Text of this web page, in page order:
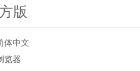
版
体中文
览器